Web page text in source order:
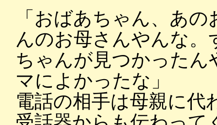
「おばあちゃん、あ
んのお母さんやんな
ちゃんが見つかった
マによかったな」
電話の相手は母親に代